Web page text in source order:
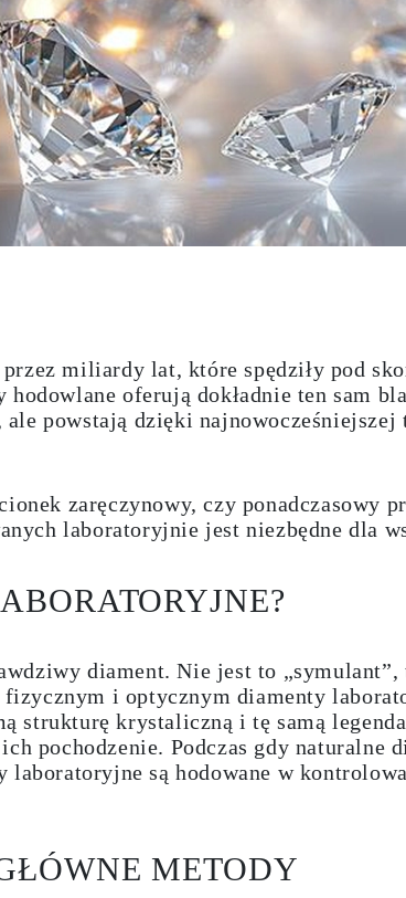
miliardy lat, które spędziły pod
hodowlane oferują dokładnie ten sam
powstają dzięki
zaręczynowy, czy ponadczasowy
laboratoryjnie jest niezbędne dla
diament. Nie jest to
i optycznym diamenty
strukturę krystaliczną i tę samą
pochodzenie. Podczas gdy naturalne
są hodowane w
METODY